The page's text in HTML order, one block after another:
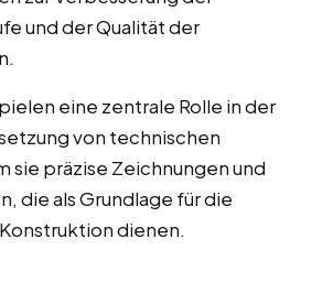
und der Qualität der
eine zentrale Rolle in der
von technischen
sie präzise Zeichnungen und
die als Grundlage für die
dienen.